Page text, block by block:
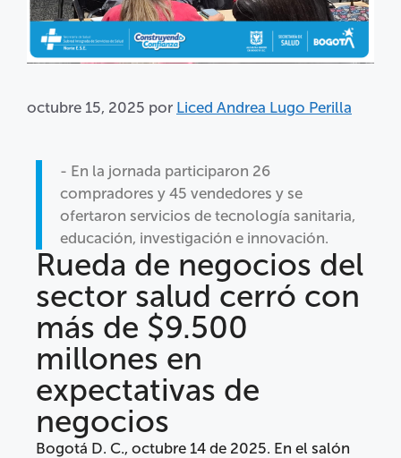
octubre 15, 2025 por Liced Andrea Lugo Perilla
- En la jornada participaron 26
compradores y 45 vendedores y se
ofertaron servicios de tecnología sanitaria,
educación, investigación e innovación.
Rueda de negocios del
sector salud cerró con
más de $9.500
millones en
expectativas de
negocios
Bogotá D. C., octubre 14 de 2025. En el salón